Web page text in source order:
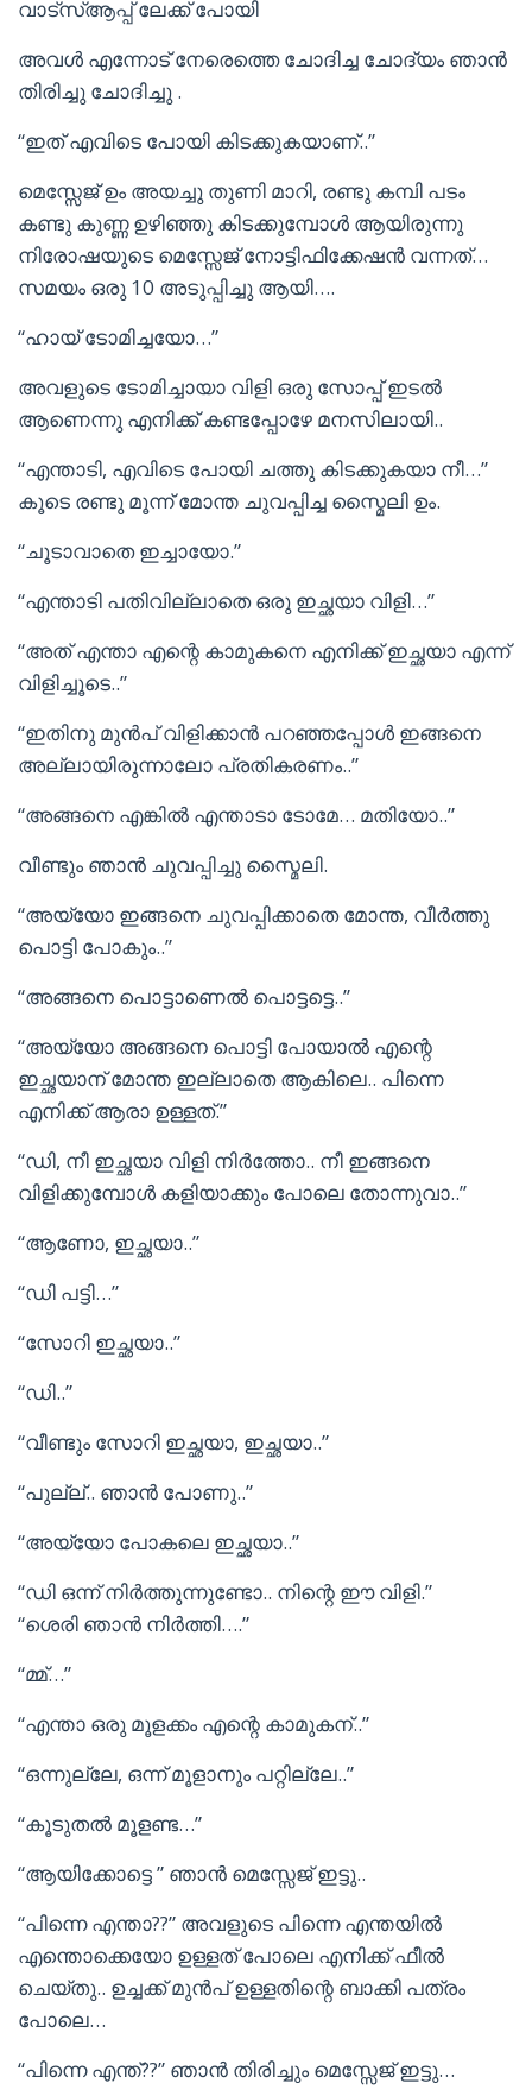
വാട്സ്ആപ്പ് ലേക്ക് പോയി
അവൾ എന്നോട് നേരെത്തെ ചോദിച്ച ചോദ്യം ഞാൻ
തിരിച്ചു ചോദിച്ചു .
“ഇത് എവിടെ പോയി കിടക്കുകയാണ്..”
മെസ്സേജ് ഉം അയച്ചു തുണി മാറി, രണ്ടു കമ്പി പടം
കണ്ടു കുണ്ണ ഉഴിഞ്ഞു കിടക്കുമ്പോൾ ആയിരുന്നു
നിരോഷയുടെ മെസ്സേജ് നോട്ടിഫിക്കേഷൻ വന്നത്…
സമയം ഒരു 10 അടുപ്പിച്ചു ആയി….
“ഹായ് ടോമിച്ചയോ…”
അവളുടെ ടോമിച്ചായാ വിളി ഒരു സോപ്പ് ഇടൽ
ആണെന്നു എനിക്ക് കണ്ടപ്പോഴേ മനസിലായി..
“എന്താടി, എവിടെ പോയി ചത്തു കിടക്കുകയാ നീ…”
കൂടെ രണ്ടു മൂന്ന് മോന്ത ചുവപ്പിച്ച സ്മൈലി ഉം.
“ചൂടാവാതെ ഇച്ചായോ.”
“എന്താടി പതിവില്ലാതെ ഒരു ഇച്ഛയാ വിളി…”
“അത് എന്താ എന്റെ കാമുകനെ എനിക്ക് ഇച്ഛയാ എന്ന്
വിളിച്ചൂടെ..”
“ഇതിനു മുൻപ് വിളിക്കാൻ പറഞ്ഞപ്പോൾ ഇങ്ങനെ
അല്ലായിരുന്നാലോ പ്രതികരണം..”
“അങ്ങനെ എങ്കിൽ എന്താടാ ടോമേ… മതിയോ..”
വീണ്ടും ഞാൻ ചുവപ്പിച്ചു സ്മൈലി.
“അയ്യോ ഇങ്ങനെ ചുവപ്പിക്കാതെ മോന്ത, വീർത്തു
പൊട്ടി പോകും..”
“അങ്ങനെ പൊട്ടാണെൽ പൊട്ടട്ടെ..”
“അയ്യോ അങ്ങനെ പൊട്ടി പോയാൽ എന്റെ
ഇച്ഛയാന് മോന്ത ഇല്ലാതെ ആകിലെ.. പിന്നെ
എനിക്ക് ആരാ ഉള്ളത്.”
“ഡി, നീ ഇച്ഛയാ വിളി നിർത്തോ.. നീ ഇങ്ങനെ
വിളിക്കുമ്പോൾ കളിയാക്കും പോലെ തോന്നുവാ..”
“ആണോ, ഇച്ഛയാ..”
“ഡി പട്ടി…”
“സോറി ഇച്ഛയാ..”
“ഡി..”
“വീണ്ടും സോറി ഇച്ഛയാ, ഇച്ഛയാ..”
“പുല്ല്.. ഞാൻ പോണു..”
“അയ്യോ പോകലെ ഇച്ഛയാ..”
“ഡി ഒന്ന് നിർത്തുന്നുണ്ടോ.. നിന്റെ ഈ വിളി.”
“ശെരി ഞാൻ നിർത്തി….”
“മ്മ്…”
“എന്താ ഒരു മൂളക്കം എന്റെ കാമുകന്..”
“ഒന്നുല്ലേ, ഒന്ന് മൂളാനും പറ്റില്ലേ..”
“കൂടുതൽ മൂളണ്ട…”
“ആയിക്കോട്ടെ ” ഞാൻ മെസ്സേജ് ഇട്ടു..
“പിന്നെ എന്താ??” അവളുടെ പിന്നെ എന്തയിൽ
എന്തൊക്കെയോ ഉള്ളത് പോലെ എനിക്ക് ഫീൽ
ചെയ്തു.. ഉച്ചക്ക് മുൻപ് ഉള്ളതിന്റെ ബാക്കി പത്രം
പോലെ…
“പിന്നെ എന്ത്??” ഞാൻ തിരിച്ചും മെസ്സേജ് ഇട്ടു…